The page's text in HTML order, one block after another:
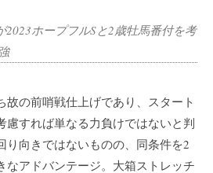
2023ホープフルSと2歳牡馬番付を考
の前哨戦仕上げであり、スタート
慮すれば単なる力負けではないと判
り向きではないものの、同条件を2
なアドバンテージ。大箱ストレッチ